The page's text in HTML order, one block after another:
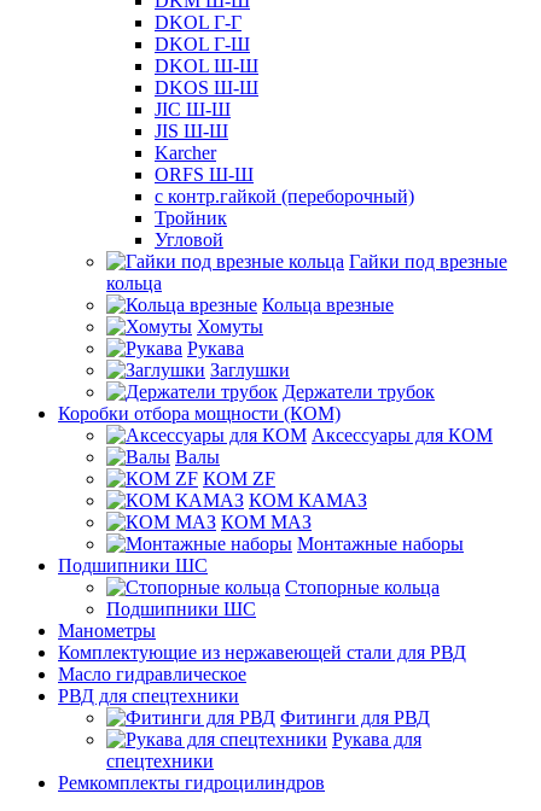
DKOL Г-Г
DKOL Г-Ш
DKOL Ш-Ш
DKOS Ш-Ш
JIC Ш-Ш
JIS Ш-Ш
Karcher
ORFS Ш-Ш
с контр.гайкой (переборочный)
Тройник
Угловой
Гайки под врезные
кольца
Кольца врезные
Хомуты
Рукава
Заглушки
Держатели трубок
Коробки отбора мощности (КОМ)
Аксессуары для КОМ
Валы
КОМ ZF
КОМ КАМАЗ
КОМ МАЗ
Монтажные наборы
Подшипники ШС
Стопорные кольца
Подшипники ШС
Манометры
Комплектующие из нержавеющей стали для РВД
Масло гидравлическое
РВД для спецтехники
Фитинги для РВД
Рукава для
спецтехники
Ремкомплекты гидроцилиндров